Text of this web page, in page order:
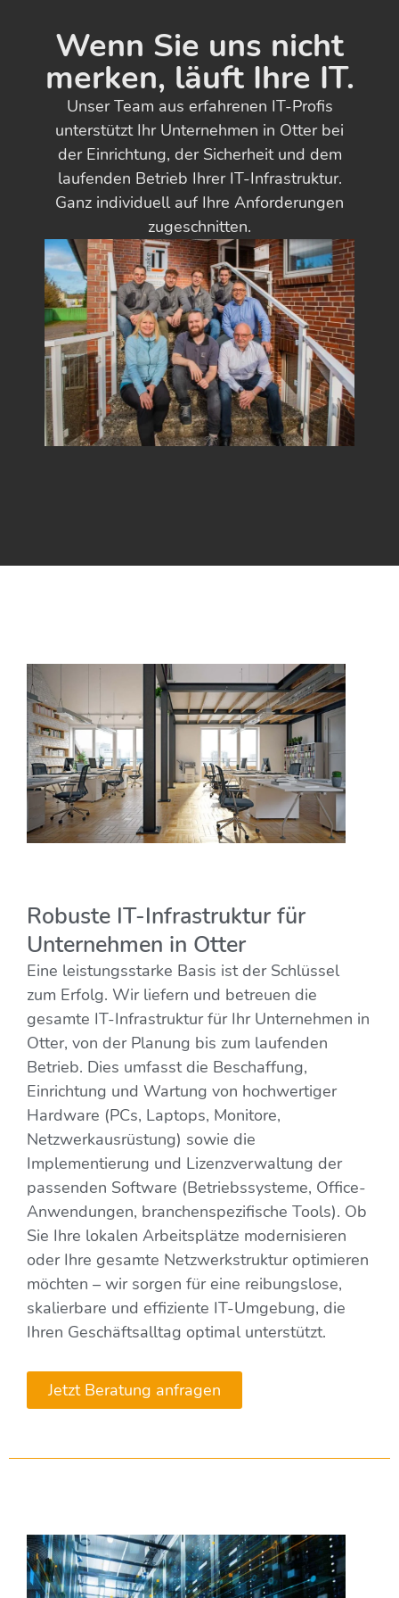
Wenn Sie uns nicht
merken, läuft Ihre IT.
Unser Team aus erfahrenen IT-Profis
unterstützt Ihr Unternehmen in Otter bei
der Einrichtung, der Sicherheit und dem
laufenden Betrieb Ihrer IT-Infrastruktur.
Ganz individuell auf Ihre Anforderungen
zugeschnitten.
Robuste IT-Infrastruktur für
Unternehmen in Otter
Eine leistungsstarke Basis ist der Schlüssel
zum Erfolg. Wir liefern und betreuen die
gesamte IT-Infrastruktur für Ihr Unternehmen in
Otter, von der Planung bis zum laufenden
Betrieb. Dies umfasst die Beschaffung,
Einrichtung und Wartung von hochwertiger
Hardware (PCs, Laptops, Monitore,
Netzwerkausrüstung) sowie die
Implementierung und Lizenzverwaltung der
passenden Software (Betriebssysteme, Office-
Anwendungen, branchenspezifische Tools). Ob
Sie Ihre lokalen Arbeitsplätze modernisieren
oder Ihre gesamte Netzwerkstruktur optimieren
möchten – wir sorgen für eine reibungslose,
skalierbare und effiziente IT-Umgebung, die
Ihren Geschäftsalltag optimal unterstützt.
Jetzt Beratung anfragen